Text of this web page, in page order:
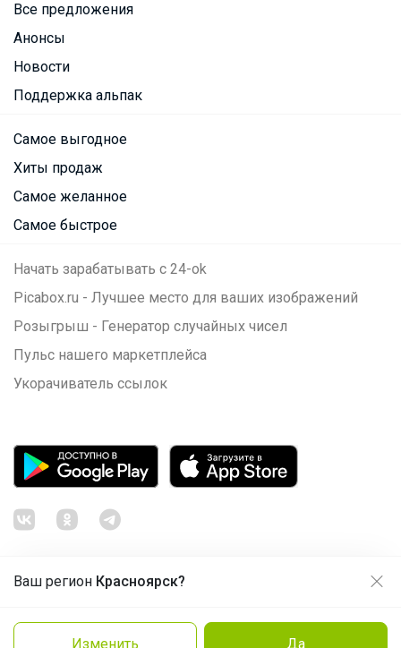
Ваш регион Красноярск?
Изменить Да
Все предложения
Анонсы
Новости
Поддержка альпак
Самое выгодное
Хиты продаж
Самое желанное
Самое быстрое
Начать зарабатывать с 24-ok
Picabox.ru - Лучшее место для ваших изображений
Розыгрыш - Генератор случайных чисел
Пульс нашего маркетплейса
Укорачиватель ссылок
Политика конфиденциальности
Продолжая использовать этот сайт и нажимая кнопку